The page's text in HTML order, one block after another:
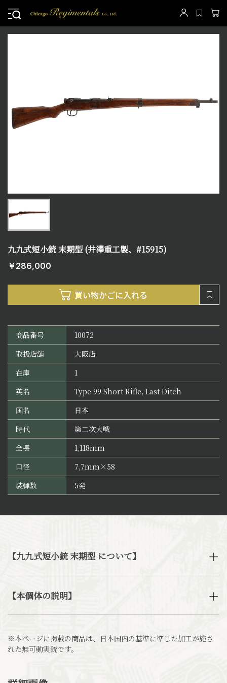
九九式短小銃 末期型 (井澤重工製、#15915)
￥286,000
商品番号
10072
取扱店舗
大阪店
在庫
1
英名
Type 99 Short Rifle, Last Ditch
国名
日本
時代
第二次大戦
全長
1,118mm
口径
7,7mm×58
装弾数
5発
【九九式短小銃 末期型 について】
【本個体の説明】
※本ページに掲載の商品は、日本国内の基準に準じた加工が施さ
れた無可動実銃です。